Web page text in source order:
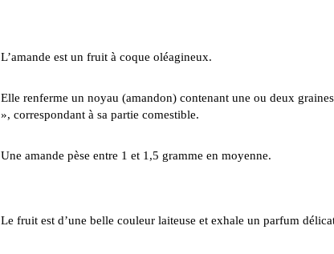
L’amande est un fruit à coque oléagineux.
Elle renferme un noyau (amandon) contenant une ou deux
», correspondant à sa partie comestible.
Une amande pèse entre 1 et 1,5 gramme en moyenne.
Le fruit est d’une belle couleur laiteuse et exhale un parfum